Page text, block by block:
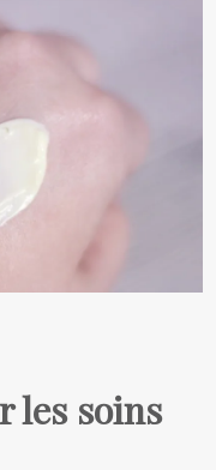
les soins